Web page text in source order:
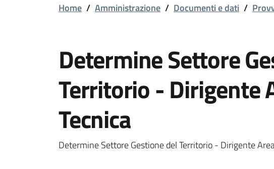
Home / Amministrazione / Documenti e dati /
Determine Settore
Territorio - Dirigente
Tecnica
Determine Settore Gestione del Territorio - Dirigente